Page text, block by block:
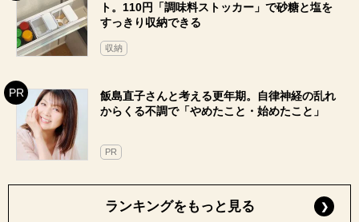
ト。110円「調味料ストッカー」で砂糖と塩を
すっきり収納できる
収納
飯島直子さんと考える更年期。自律神経の乱れ
からくる不調で「やめたこと・始めたこと」
PR
ランキングをもっと見る